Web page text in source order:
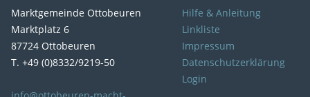
Marktgemeinde Ottobeuren
Marktplatz 6
87724 Ottobeuren
T. +49 (0)8332/9219-50
Hilfe & Anleitung
Linkliste
Impressum
Datenschutzerklärung
Login